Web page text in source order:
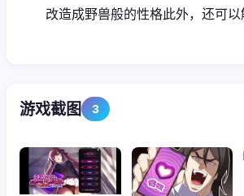
改造成野兽般的性格此外，还可
游戏截图 3